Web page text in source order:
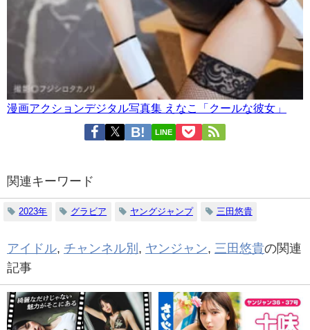
漫画アクションデジタル写真集 えなこ「クールな彼女」
LINE
関連キーワード
2023年 グラビア ヤングジャンプ 三田悠貴
アイドル, チャンネル別 , ヤンジャン, 三田悠貴の関連
記事